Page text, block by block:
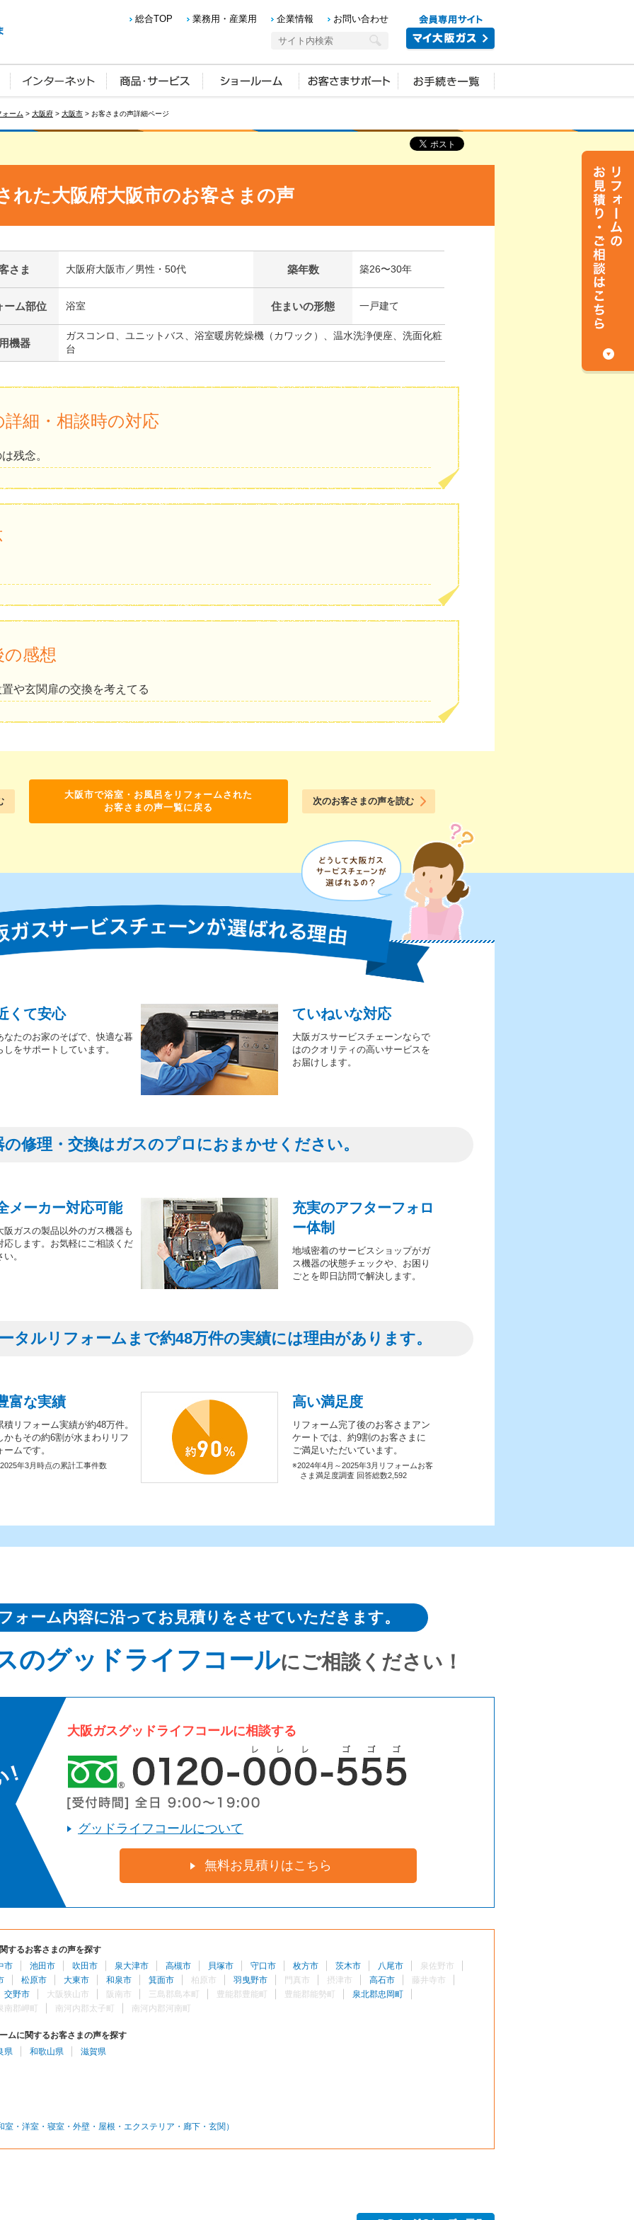
総合TOP 業務用・産業用 企業情報 お問い合わせ
ォーム > 大阪府 > 大阪市 > お客さまの声詳細ページ
れた大阪府大阪市のお客さまの声
さま 大阪府大阪市／男性・50代
ーム部位 浴室
築年数 築26〜30年
住まいの形態 一戸建て
機器
ガスコンロ、ユニットバス、浴室暖房乾燥機（カワック）、温水洗浄便座、洗面化粧
台
細・相談時の対応
残念。
感想
や玄関扉の交換を考えてる
大阪市で浴室・お風呂をリフォームされた
お客さまの声一覧に戻る
次のお客さまの声を読む
くて安心
なたのお家のそばで、快適な暮
しをサポートしています。
ていねいな対応
大阪ガスサービスチェーンならで
はのクオリティの高いサービスを
お届けします。
の修理・交換はガスのプロにおまかせください。
メーカー対応可能
阪ガスの製品以外のガス機器も
応します。お気軽にご相談くだ
い。
充実のアフターフォロ
ー体制
地域密着のサービスショップがガ
ス機器の状態チェックや、お困り
ごとを即日訪問で解決します。
タルリフォームまで約48万件の実績には理由があります。
富な実績
積リフォーム実績が約48万件。
かもその約6割が水まわりリフ
ームです。
年3月時点の累計工事件数
高い満足度
リフォーム完了後のお客さまアン
ケートでは、約9割のお客さまに
ご満足いただいています。
※2024年4月～2025年3月リフォームお客
さま満足度調査 回答総数2,592
ォーム内容に沿ってお見積りをさせていただきます。
のグッドライフコールにご相談ください！
大阪ガスグッドライフコールに相談する
グッドライフコールについて
無料お見積りはこちら
するお客さまの声を探す
市
池田市 吹田市 泉大津市 高槻市 貝塚市 守口市 枚方市 茨木市 八尾市
泉佐野市
松原市 大東市 和泉市 箕面市 柏原市 羽曳野市 門真市 摂津市 高石市
藤井寺市
交野市
大阪狭山市 阪南市 三島郡島本町 豊能郡豊能町 豊能郡能勢町
泉北郡忠岡町
南郡岬町
南河内郡太子町 南河内郡河南町
ムに関するお客さまの声を探す
県
和歌山県 滋賀県
・洋室・寝室・外壁・屋根・エクステリア・廊下・玄関）